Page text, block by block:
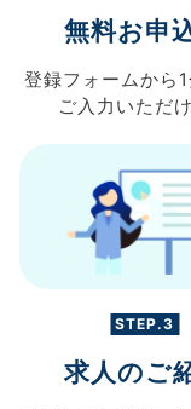
無料お申
登録フォームから
ご入力 いただ
STEP.3
求人のご